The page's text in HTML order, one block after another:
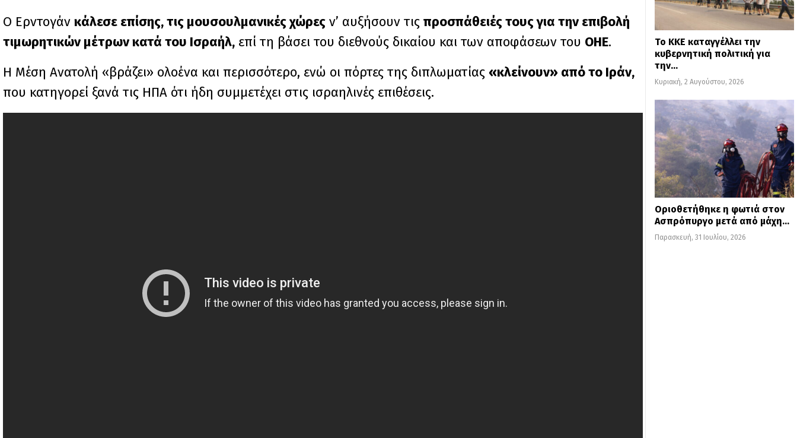
Ο Ερντογάν κάλεσε επίσης, τις μουσουλμανικές χώρες ν’ αυξήσουν τις προσπάθειές τους για την επιβολή
τιμωρητικών μέτρων κατά του Ισραήλ, επί τη βάσει του διεθνούς δικαίου και των αποφάσεων του ΟΗΕ.
Η Μέση Ανατολή «βράζει» ολοένα και περισσότερο, ενώ οι πόρτες της διπλωματίας «κλείνουν» από το Ιράν,
που κατηγορεί ξανά τις ΗΠΑ ότι ήδη συμμετέχει στις ισραηλινές επιθέσεις.
Το ΚΚΕ καταγγέλλει την
κυβερνητική πολιτική για
την…
Κυριακή, 2 Αυγούστου, 2026
Οριοθετήθηκε η φωτιά στον
Ασπρόπυργο μετά από μάχη…
Παρασκευή, 31 Ιουλίου, 2026